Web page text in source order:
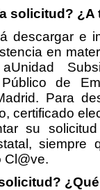
solicitud? ¿A
descargar e
en
de
Para
certificado
su
siempre
Cl@ve.